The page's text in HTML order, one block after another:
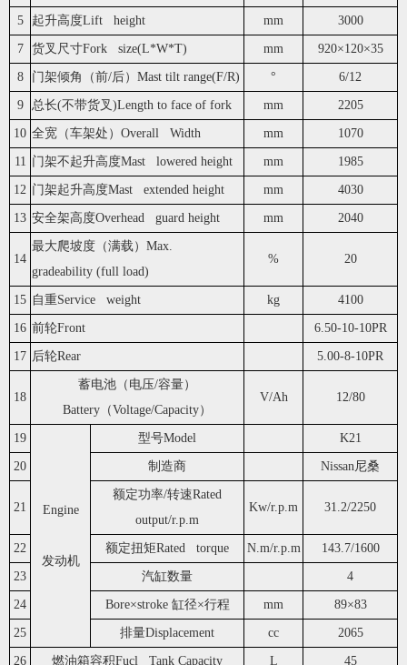
5 起升高度Lift height mm 3000
7 货叉尺寸Fork size(L*W*T) mm 920×120×35
8 门架倾角（前/后）Mast tilt range(F/R) ° 6/12
9 总长(不带货叉)Length to face of fork mm 2205
10 全宽（车架处）Overall Width mm 1070
11 门架不起升高度Mast lowered height mm 1985
12 门架起升高度Mast extended height mm 4030
13 安全架高度Overhead guard height mm 2040
14
最大爬坡度（满载）Max.
gradeability (full load)
% 20
15 自重Service weight kg 4100
16 前轮Front 6.50-10-10PR
17 后轮Rear 5.00-8-10PR
18
蓄电池（电压/容量）
Battery（Voltage/Capacity）
V/Ah 12/80
19
Engine
发动机
型号Model K21
20 制造商 Nissan尼桑
21
额定功率/转速Rated
output/r.p.m
Kw/r.p.m 31.2/2250
22 额定扭矩Rated torque N.m/r.p.m 143.7/1600
23 汽缸数量 4
24 Bore×stroke 缸径×行程 mm 89×83
25 排量Displacement cc 2065
26 燃油箱容积Fucl Tank Capacity L 45